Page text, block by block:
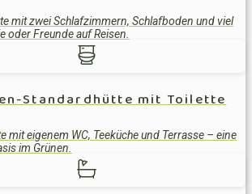
mit zwei Schlafzimmern, Schlafboden und viel
oder Freunde auf Reisen.
Standardhütte mit Toilette
mit eigenem WC, Teeküche und Terrasse – eine
im Grünen.